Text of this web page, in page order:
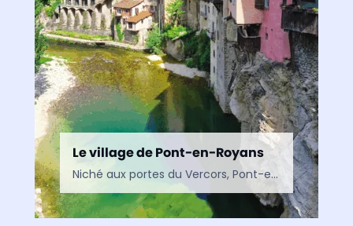
Le village de Pont-en-Royans
Niché aux portes du Vercors, Pont-en-Royans séduit par ses célèbres maisons suspendues, la rivière Bourne et son riche patrimoine. Un village incontournable entre Isère, nature et histoire.